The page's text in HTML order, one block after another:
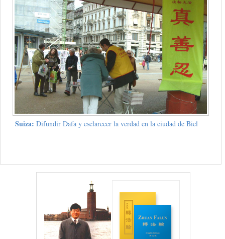
Suiza: Difundir Dafa y esclarecer la verdad en la ciudad de Biel